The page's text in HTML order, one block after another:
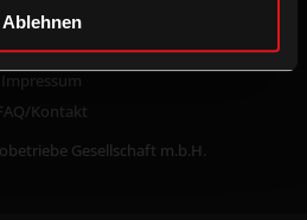
Ablehnen
Gesellschaft m.b.H.
AGB
Impressum
Kontakt